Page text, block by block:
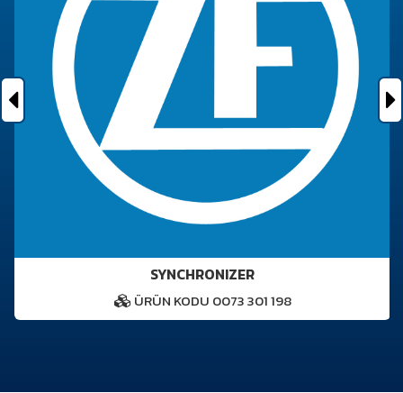
SYNCHRONIZER
ÜRÜN KODU 0073 301 198